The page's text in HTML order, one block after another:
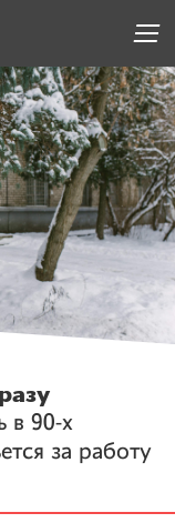
в 90-х
за работу